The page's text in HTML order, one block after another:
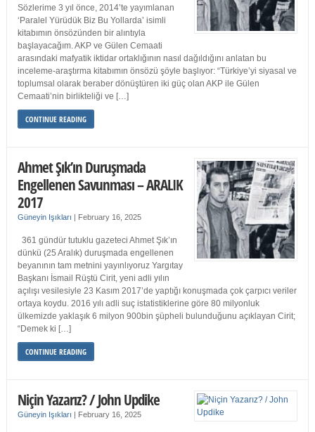
Sözlerime 3 yıl önce, 2014’te yayımlanan
‘Paralel Yürüdük Biz Bu Yollarda’ isimli
kitabımın önsözünden bir alıntıyla
başlayacağım. AKP ve Gülen Cemaati
arasındaki mafyatik iktidar ortaklığının nasıl dağıldığını anlatan bu
inceleme-araştırma kitabımın önsözü şöyle başlıyor: “Türkiye’yi siyasal ve
toplumsal olarak beraber dönüştüren iki güç olan AKP ile Gülen
Cemaati’nin birlikteliği ve […]
CONTINUE READING
Ahmet Şık’ın Duruşmada
Engellenen Savunması – ARALIK
2017
Güneyin Işıkları | February 16, 2025
361 gündür tutuklu gazeteci Ahmet Şık’ın
dünkü (25 Aralık) duruşmada engellenen
beyanının tam metnini yayınlıyoruz Yargıtay
Başkanı İsmail Rüştü Cirit, yeni adli yılın
açılışı vesilesiyle 23 Kasım 2017’de yaptığı konuşmada çok çarpıcı veriler
ortaya koydu. 2016 yılı adli suç istatistiklerine göre 80 milyonluk
ülkemizde yaklaşık 6 milyon 900bin şüpheli bulunduğunu açıklayan Cirit;
“Demek ki […]
CONTINUE READING
Niçin Yazarız? / John Updike
Güneyin Işıkları | February 16, 2025